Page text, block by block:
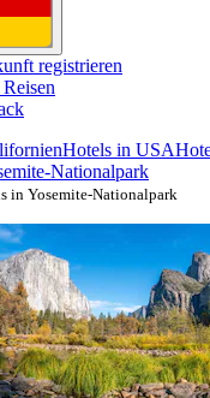
registrieren
Hotels in USA
Nationalpark
in Yosemite-Nationalpark